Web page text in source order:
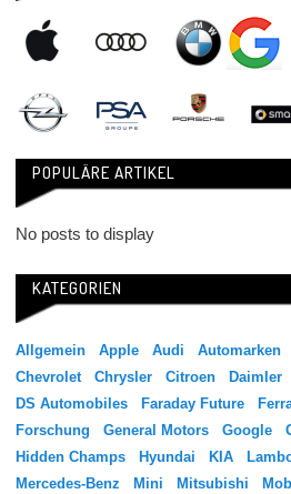
POPULÄRE ARTIKEL
No posts to display
KATEGORIEN
Allgemein Apple Audi Automarken
Chevrolet
Chrysler Citroen Daimler
DS Automobiles
Faraday Future
Forschung
General Motors Google
Hidden Champs
Hyundai KIA
Mercedes-Benz
Mini Mitsubishi